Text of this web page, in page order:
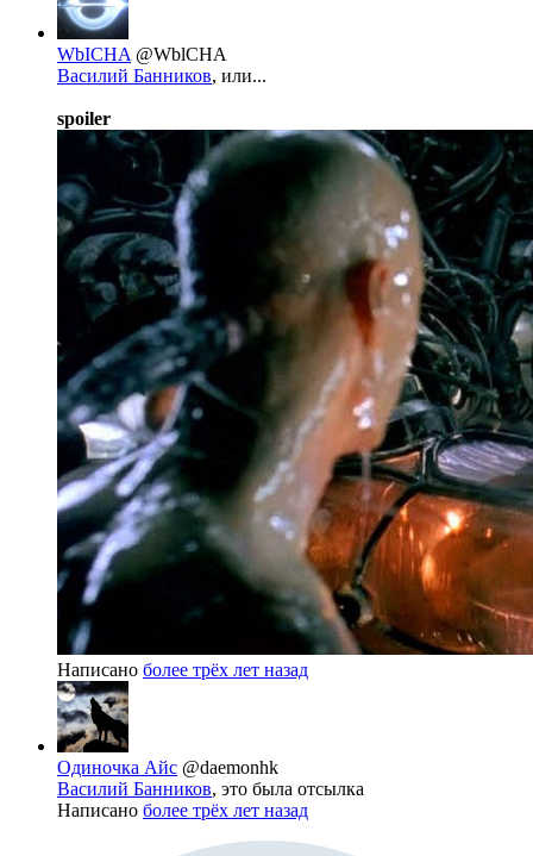
WbICHA @WblCHA
Василий Банников, или...
spoiler
Написано более трёх лет назад
Одиночка Айс @daemonhk
Василий Банников, это была отсылка
Написано более трёх лет назад